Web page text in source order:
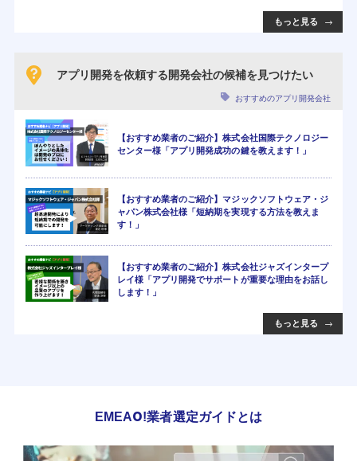
もっと見る
アプリ開発を依頼する開発会社の候補を見つけたい
おすすめのアプリ開発会社
【おすすめ業者のご紹介】株式会社国際テクノロジー
センター様「アプリ開発成功の鍵を教えます！」
【おすすめ業者のご紹介】マジックソフトウェア・ジ
ャパン株式会社様「短納期を実現する方法を教えま
す！」
【おすすめ業者のご紹介】株式会社ジャズインタープ
レイ様「アプリ開発でサポートが重要な理由をお話し
します！」
もっと見る
EMEAO!業者選定ガイドとは